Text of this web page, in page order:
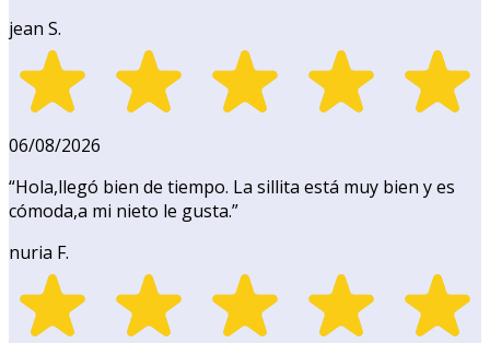
jean S.
06/08/2026
“Hola,llegó bien de tiempo. La sillita está muy bien y es
cómoda,a mi nieto le gusta.”
nuria F.